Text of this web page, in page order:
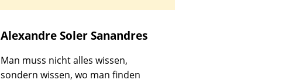
AlexandreSoler Sanandres
Man muss nicht alles wissen,
sondern wissen, wo man finden